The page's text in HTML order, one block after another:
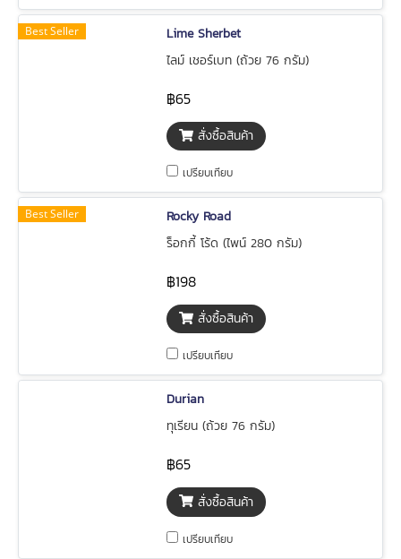
Best Seller
Lime Sherbet
ไลม์ เชอร์เบท (ถ้วย 76 กรัม)
฿65
สั่งซื้อสินค้า
เปรียบเทียบ
Best Seller
Rocky Road
ร็อกกี้ โร้ด (ไพน์ 280 กรัม)
฿198
สั่งซื้อสินค้า
เปรียบเทียบ
Durian
ทุเรียน (ถ้วย 76 กรัม)
฿65
สั่งซื้อสินค้า
เปรียบเทียบ